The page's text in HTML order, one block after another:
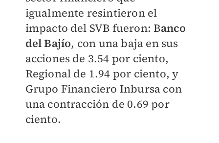
igualmente resintieron el
impacto del SVB fueron: Banco
del Bajío, con una baja en sus
acciones de 3.54 por ciento,
Regional de 1.94 por ciento, y
Grupo Financiero Inbursa con
una contracción de 0.69 por
ciento.